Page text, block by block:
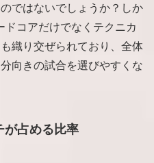
ではないでしょうか？しか
ドコアだけでなくテクニカ
織り交ぜられており、全体
向きの試合を選びやすくな
が占める比率